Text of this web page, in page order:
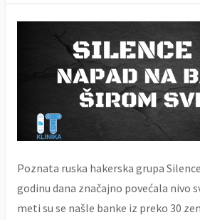
Poznata ruska hakerska grupa
godinu dana značajno povećala nivo
meti su se našle banke iz preko 30